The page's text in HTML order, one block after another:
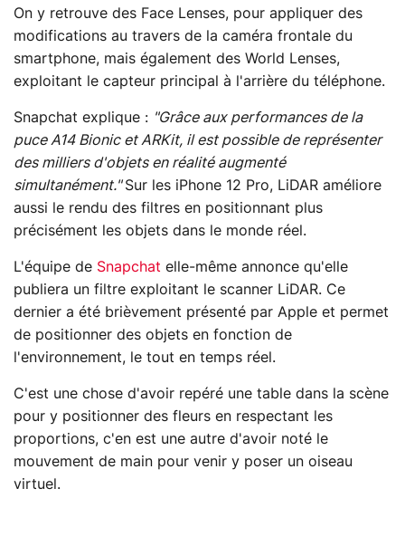
On y retrouve des Face Lenses, pour appliquer des
modifications au travers de la caméra frontale du
smartphone, mais également des World Lenses,
exploitant le capteur principal à l'arrière du téléphone.
Snapchat explique : "Grâce aux performances de la
puce A14 Bionic et ARKit, il est possible de représenter
des milliers d'objets en réalité augmenté
simultanément."Sur les iPhone 12 Pro, LiDAR améliore
aussi le rendu des filtres en positionnant plus
précisément les objets dans le monde réel.
L'équipe de Snapchat elle-même annonce qu'elle
publiera un filtre exploitant le scanner LiDAR. Ce
dernier a été brièvement présenté par Apple et permet
de positionner des objets en fonction de
l'environnement, le tout en temps réel.
C'est une chose d'avoir repéré une table dans la scène
pour y positionner des fleurs en respectant les
proportions, c'en est une autre d'avoir noté le
mouvement de main pour venir y poser un oiseau
virtuel.